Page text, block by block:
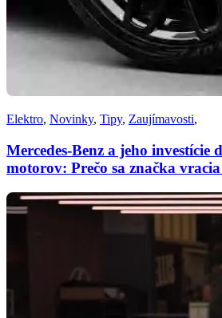
Elektro, Novinky, Tipy, Zaujímavosti,
Mercedes-Benz a jeho investície
motorov: Prečo sa značka